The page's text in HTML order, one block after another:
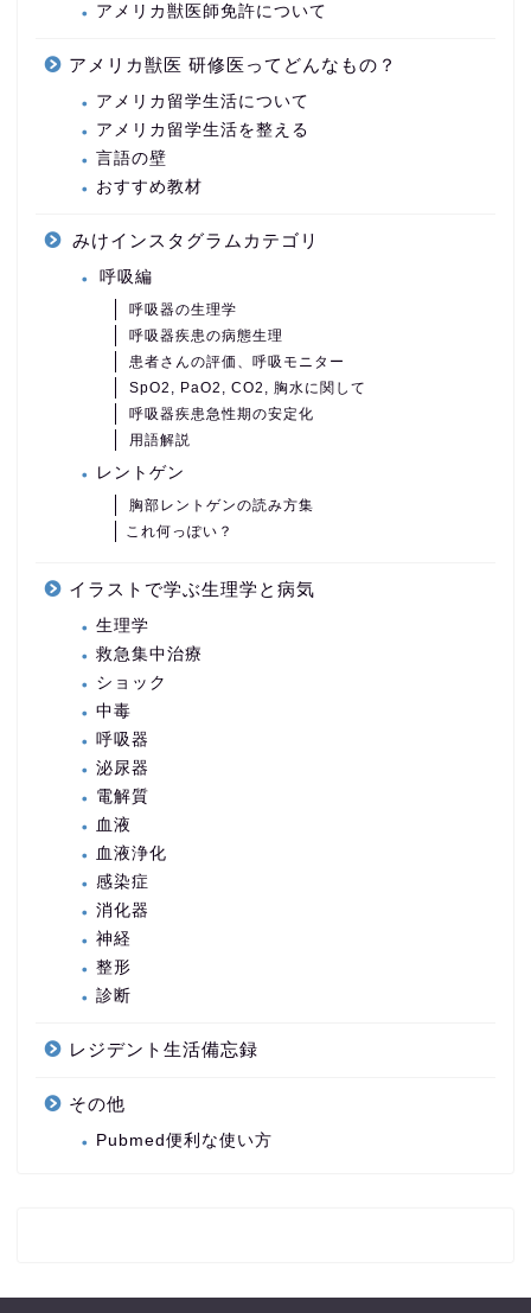
アメリカ獣医師免許について
アメリカ獣医 研修医ってどんなもの？
アメリカ留学生活について
アメリカ留学生活を整える
言語の壁
おすすめ教材
みけインスタグラムカテゴリ
呼吸編
呼吸器の生理学
呼吸器疾患の病態生理
患者さんの評価、呼吸モニター
SpO2, PaO2, CO2, 胸水に関して
呼吸器疾患急性期の安定化
用語解説
レントゲン
胸部レントゲンの読み方集
これ何っぽい？
イラストで学ぶ生理学と病気
生理学
救急集中治療
ショック
中毒
呼吸器
泌尿器
電解質
血液
血液浄化
感染症
消化器
神経
整形
診断
レジデント生活備忘録
その他
Pubmed便利な使い方